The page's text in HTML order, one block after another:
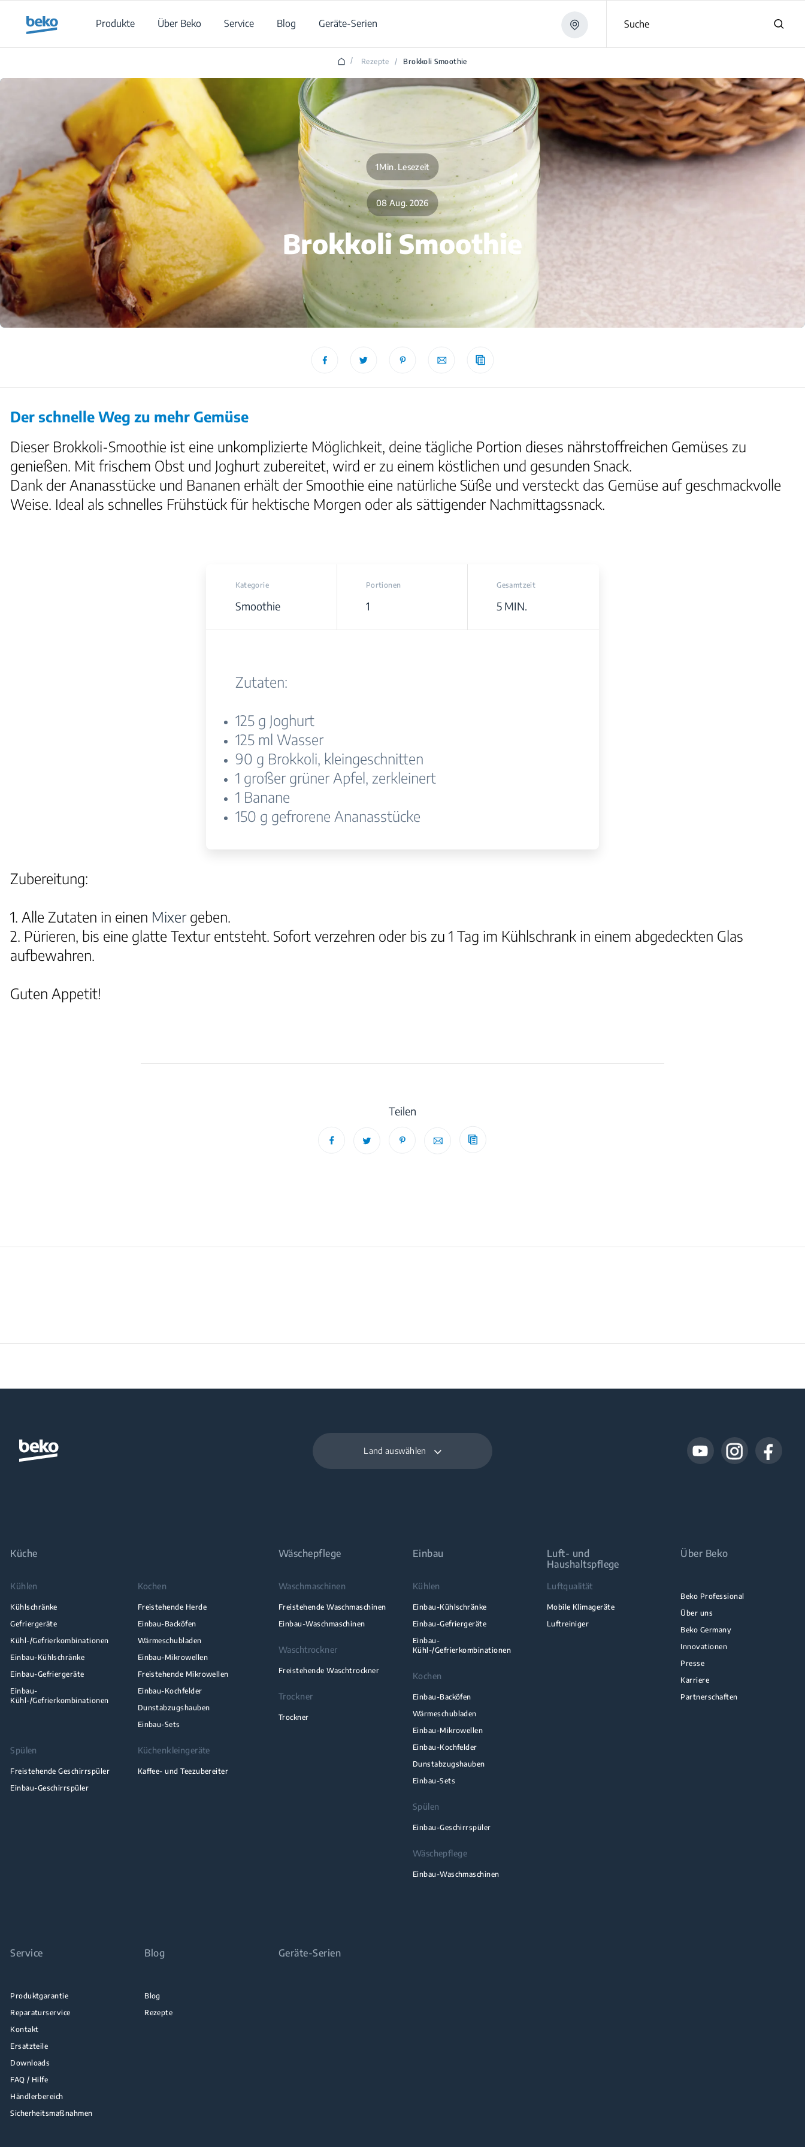
Produkte
Über Beko Service Blog Geräte-Serien Suche
/ Rezepte / Brokkoli Smoothie
1Min. Lesezeit
08 Aug. 2026
Brokkoli Smoothie
Der schnelle Weg zu mehr Gemüse
Dieser Brokkoli-Smoothie ist eine unkomplizierte Möglichkeit, deine tägliche Portion dieses nährstoffreichen Gemüses zu
genießen. Mit frischem Obst und Joghurt zubereitet, wird er zu einem köstlichen und gesunden Snack.
Dank der Ananasstücke und Bananen erhält der Smoothie eine natürliche Süße und versteckt das Gemüse auf geschmackvolle
Weise. Ideal als schnelles Frühstück für hektische Morgen oder als sättigender Nachmittagssnack.
Kategorie
Smoothie
Portionen
1
Gesamtzeit
5 MIN.
Zutaten:
125 g Joghurt
125 ml Wasser
90 g Brokkoli, kleingeschnitten
1 großer grüner Apfel, zerkleinert
1 Banane
150 g gefrorene Ananasstücke
Zubereitung:
1. Alle Zutaten in einen Mixergeben.
2. Pürieren, bis eine glatte Textur entsteht. Sofort verzehren oder bis zu 1 Tag im Kühlschrank in einem abgedeckten Glas
aufbewahren.
Guten Appetit!
Teilen
Land auswählen
Küche
Kühlen
Kühlschränke
Gefriergeräte
Kühl-/Gefrierkombinationen
Einbau-Kühlschränke
Einbau-Gefriergeräte
Einbau-
Kühl-/Gefrierkombinationen
Kochen
Freistehende Herde
Einbau-Backöfen
Wärmeschubladen
Einbau-Mikrowellen
Freistehende Mikrowellen
Einbau-Kochfelder
Dunstabzugshauben
Einbau-Sets
Spülen
Freistehende Geschirrspüler
Einbau-Geschirrspüler
Küchenkleingeräte
Kaffee- und Teezubereiter
Wäschepflege
Waschmaschinen
Freistehende Waschmaschinen
Einbau-Waschmaschinen
Waschtrockner
Freistehende Waschtrockner
Trockner
Trockner
Einbau
Kühlen
Einbau-Kühlschränke
Einbau-Gefriergeräte
Einbau-
Kühl-/Gefrierkombinationen
Kochen
Einbau-Backöfen
Wärmeschubladen
Einbau-Mikrowellen
Einbau-Kochfelder
Dunstabzugshauben
Einbau-Sets
Spülen
Einbau-Geschirrspüler
Wäschepflege
Einbau-Waschmaschinen
Luft- und
Haushaltspflege
Luftqualität
Mobile Klimageräte
Luftreiniger
Über Beko
Beko Professional
Über uns
Beko Germany
Innovationen
Presse
Karriere
Partnerschaften
Service
Produktgarantie
Reparaturservice
Kontakt
Ersatzteile
Downloads
FAQ / Hilfe
Händlerbereich
Sicherheitsmaßnahmen
Blog
Blog
Rezepte
Geräte-Serien